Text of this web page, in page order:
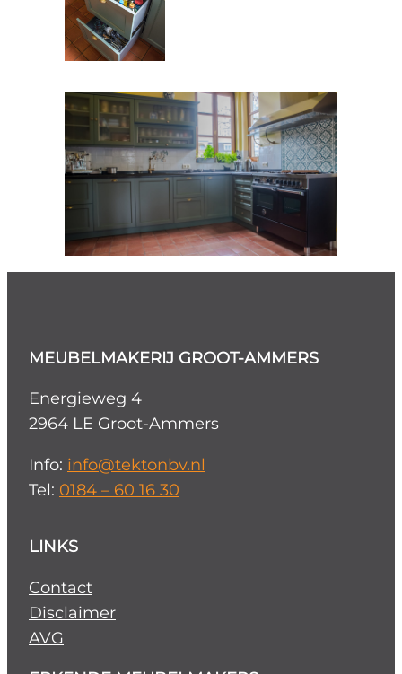
MEUBELMAKERIJ GROOT-AMMERS
Energieweg 4
2964 LE Groot-Ammers
Info: info@tektonbv.nl
Tel: 0184 – 60 16 30
LINKS
Contact
Disclaimer
AVG